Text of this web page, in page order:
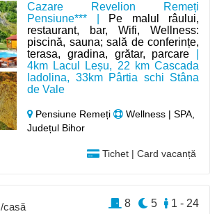
Cazare Revelion Remeți
Pensiune*** |
Pe malul râului,
restaurant, bar, Wifi, Wellness:
piscină, sauna; sală de conferințe,
terasa, gradina, grătar, parcare
4km Lacul Leșu, 22 km Cascada
Iadolina, 33km Pârtia schi Stâna
de Vale
Pensiune Remeți
Wellness | SPA,
Județul Bihor
Tichet | Card vacanță
/casă 1 - 24
5
8